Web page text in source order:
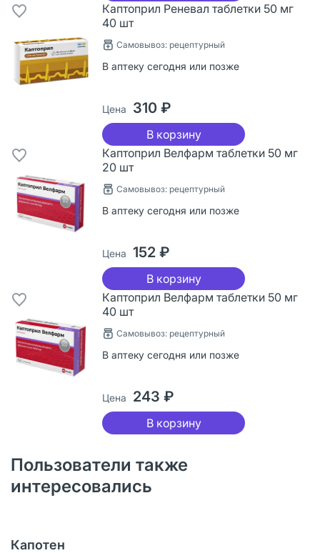
Каптоприл Реневал таблетки 50 мг
40 шт
Самовывоз: рецептурный
В аптеку сегодня или позже
Цена 310 ₽
В корзину
Каптоприл Велфарм таблетки 50 мг
20 шт
Самовывоз: рецептурный
В аптеку сегодня или позже
Цена 152 ₽
В корзину
Каптоприл Велфарм таблетки 50 мг
40 шт
Самовывоз: рецептурный
В аптеку сегодня или позже
Цена 243 ₽
В корзину
Пользователи также
интересовались
Капотен